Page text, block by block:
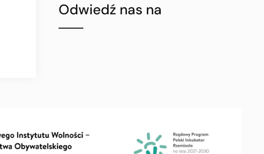
Odwiedź nas na